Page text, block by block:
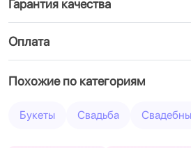
Гарантия качества
Оплата
Похожие по категориям
Букеты Свадьба